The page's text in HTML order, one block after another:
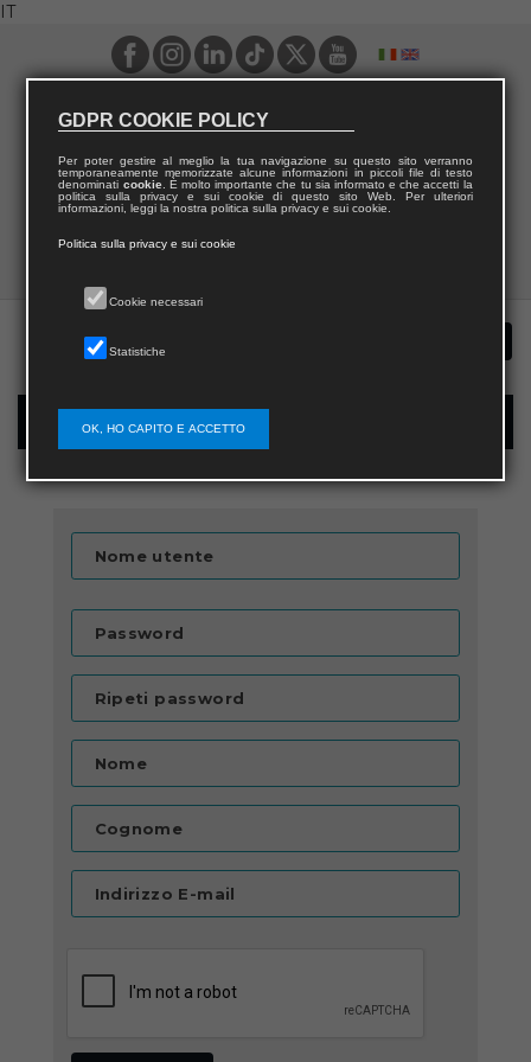
IT
Registrazione nuovo utente per acquisti sul sito
Nome utente
Password
Ripeti password
Nome
Cognome
Indirizzo E-mail
GDPR COOKIE POLICY
Per poter gestire al meglio la tua navigazione su questo sito verranno
temporaneamente memorizzate alcune informazioni in piccoli file di testo
denominati cookie. È molto importante che tu sia informato e che accetti la
politica sulla privacy e sui cookie di questo sito Web. Per ulteriori
informazioni, leggi la nostra politica sulla privacy e sui cookie.
Politica sulla privacy e sui cookie
Cookie necessari
Statistiche
OK, HO CAPITO E ACCETTO